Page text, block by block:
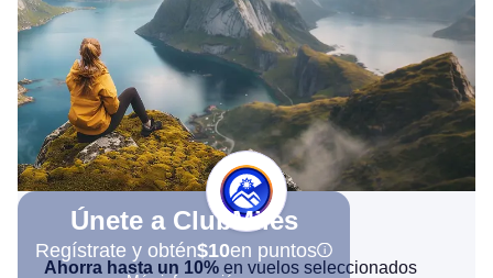
Únete a ClubMiles
Regístrate y obtén$10en puntos
Ahorra hasta un 10% en vuelos seleccionados